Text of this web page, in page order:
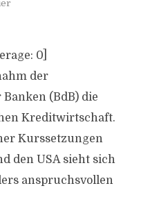
0]
der
(BdB) die
Kreditwirtschaft.
Kurssetzungen
den USA sieht sich
anspruchsvollen